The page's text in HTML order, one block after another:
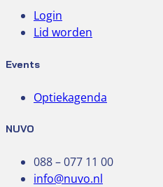
Login
Lid worden
Events
Optiekagenda
NUVO
088 – 077 11 00
info@nuvo.nl